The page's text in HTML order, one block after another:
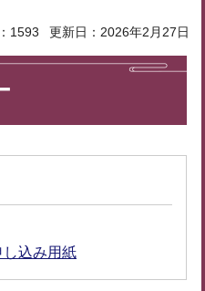
1593 更新日：2026年2月27日
込み用紙